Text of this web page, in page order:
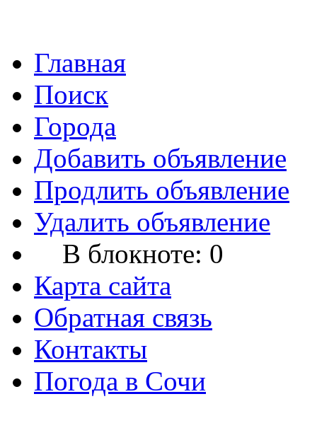
Главная
Поиск
Города
Добавить объявление
Продлить объявление
Удалить объявление
В блокноте: 0
Карта сайта
Обратная связь
Контакты
Погода в Сочи